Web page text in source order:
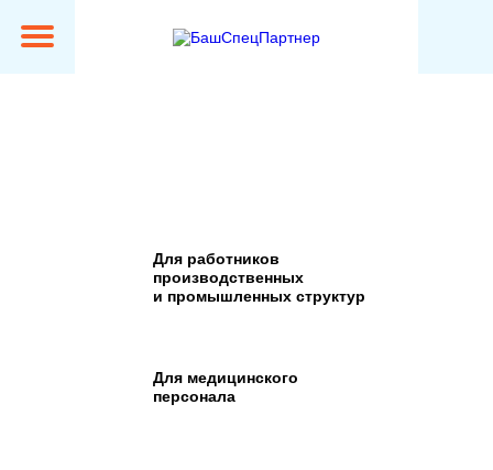
Для работников
производственных
и промышленных структур
Для медицинского
персонала